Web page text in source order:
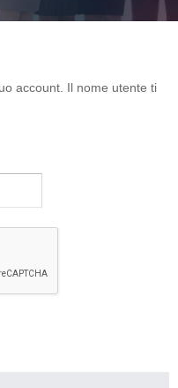
account. Il nome utente ti